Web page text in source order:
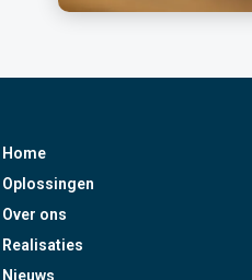
Home
Oplossingen
Over ons
Realisaties
Nieuws